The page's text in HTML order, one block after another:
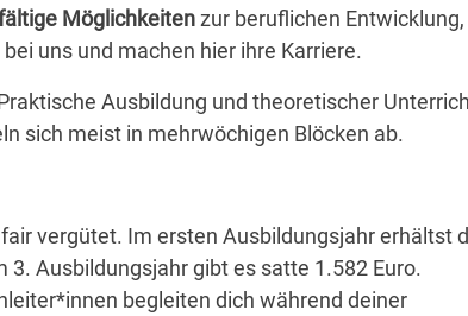
Möglichkeitenzur beruflichen Entwicklung,
uns und machen hier ihre Karriere.
Ausbildung und theoretischer
sich meist in mehrwöchigen Blöcken ab.
vergütet. Im ersten Ausbildungsjahr erhältst
3. Ausbildungsjahr gibt es satte 1.582 Euro.
begleiten dich während deiner